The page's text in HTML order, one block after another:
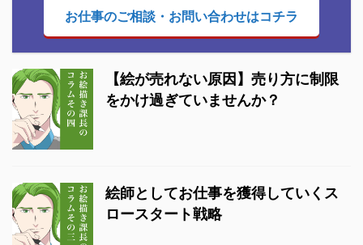
お仕事のご相談・お問い合わせはコチラ
【絵が売れない原因】売り方に制限
をかけ過ぎていませんか？
絵師としてお仕事を獲得していくス
ロースタート戦略